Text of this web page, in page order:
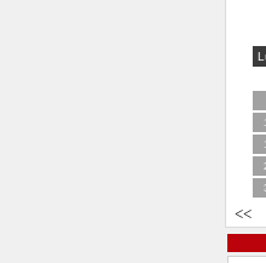
<<